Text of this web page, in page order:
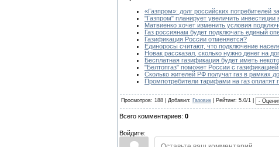
«Газпром»: долг российских потребителей
"Газпром" планирует увеличить
Матвиенко хочет изменить условия
Газ россиянам будет подключать единый
Газификация России отменяется?
Единоросы считают, что подключение
Новак рассказал, сколько нужно денег на
Бесплатная газификация будет иметь
"Белтопгаз" поможет России с
Сколько жителей РФ получат газ в рамках
Промпотребители тарифами на газ оплатят
Просмотров: 188 | Добавил: Газовик | Рейтинг: 5.0/1 |
Всего комментариев: 0
Войдите: